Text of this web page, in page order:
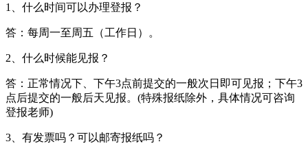
1、什么时间可以办理登报？
答：每周一至周五（工作日）。
2、什么时候能见报？
答：正常情况下、下午3点前提交的一般次日即可见报；下午3
点后提交的一般后天见报。(特殊报纸除外，具体情况可咨询
登报老师)
3、有发票吗？可以邮寄报纸吗？